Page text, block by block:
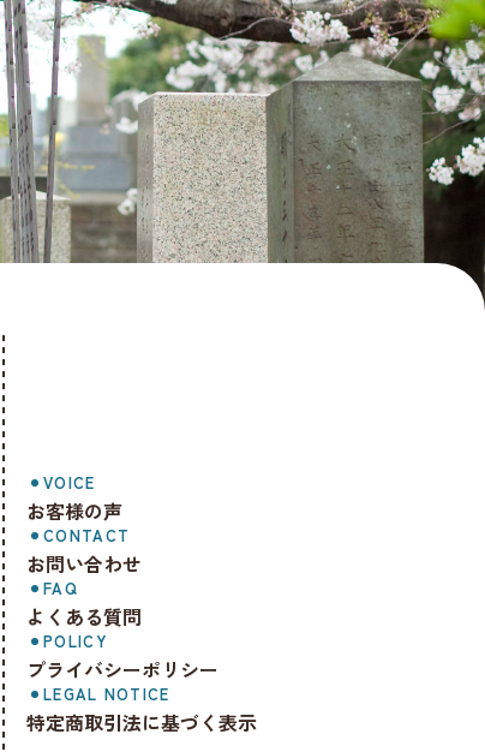
VOICE
お客様の声
CONTACT
お問い合わせ
FAQ
よくある質問
POLICY
プライバシーポリシー
LEGAL NOTICE
特定商取引法に基づく表示